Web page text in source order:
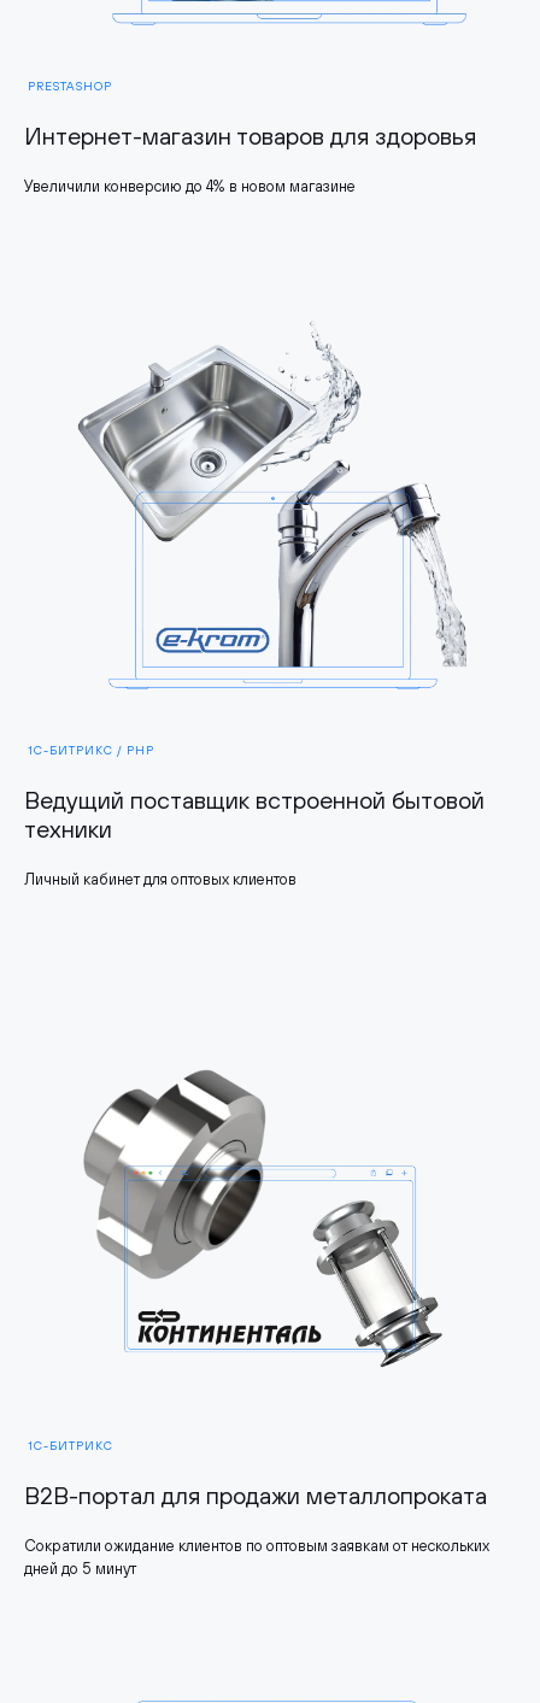
PRESTASHOP
Интернет-магазин товаров для здоровья
Увеличили конверсию до 4% в новом магазине
1С-БИТРИКС / PHP
Ведущий поставщик встроенной бытовой
техники
Личный кабинет для оптовых клиентов
1С-БИТРИКС
B2B-портал для продажи металлопроката
Сократили ожидание клиентов по оптовым заявкам от нескольких
дней до 5 минут